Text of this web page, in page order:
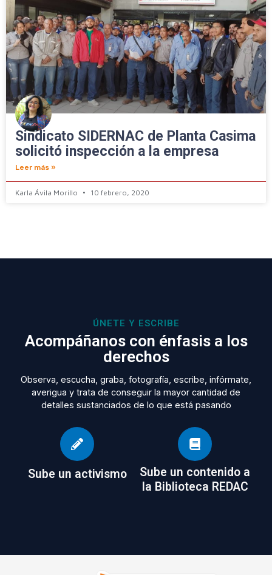
Sindicato SIDERNAC de Planta Casima
solicitó inspección a la empresa
Leer más »
Karla Ávila Morillo 10 febrero, 2020
ÚNETE Y ESCRIBE
Acompáñanos con énfasis a los
derechos
Observa, escucha, graba, fotografía, escribe, infórmate,
averigua y trata de conseguir la mayor cantidad de
detalles sustanciados de lo que está pasando
Sube un activismo
Sube un contenido a
la Biblioteca REDAC